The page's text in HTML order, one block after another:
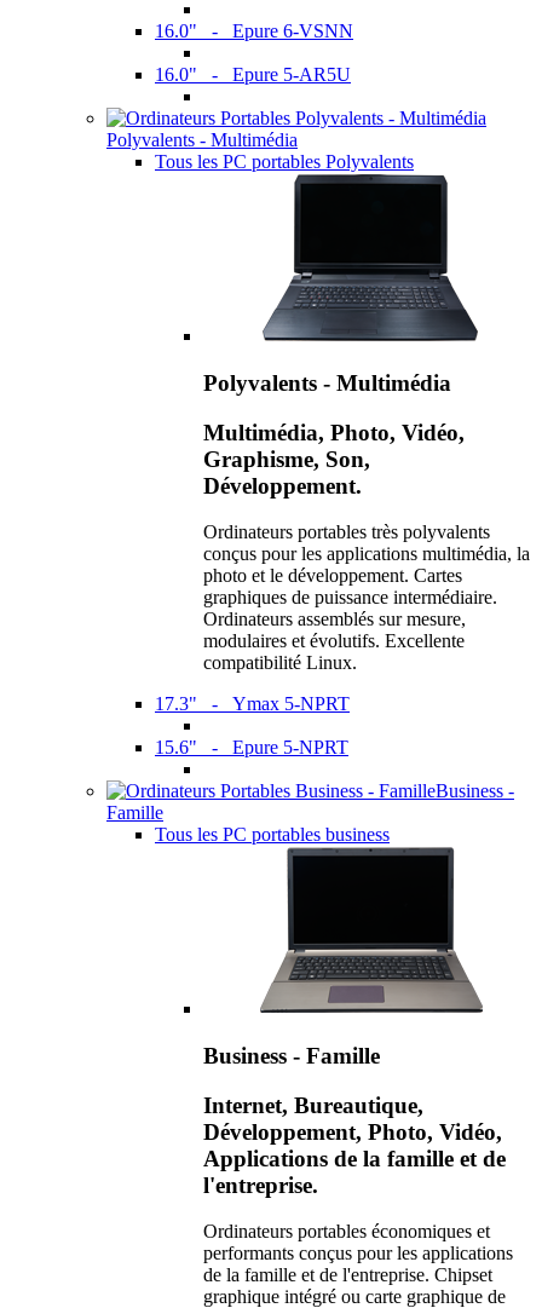
16.0" - Epure 6-VSNN
16.0" - Epure 5-AR5U
Polyvalents - Multimédia
Tous les PC portables Polyvalents
Polyvalents - Multimédia
Multimédia, Photo, Vidéo,
Graphisme, Son,
Développement.
Ordinateurs portables très polyvalents
conçus pour les applications multimédia, la
photo et le développement. Cartes
graphiques de puissance intermédiaire.
Ordinateurs assemblés sur mesure,
modulaires et évolutifs. Excellente
compatibilité Linux.
17.3" - Ymax 5-NPRT
15.6" - Epure 5-NPRT
Business -
Famille
Tous les PC portables business
Business - Famille
Internet, Bureautique,
Développement, Photo, Vidéo,
Applications de la famille et de
l'entreprise.
Ordinateurs portables économiques et
performants conçus pour les applications
de la famille et de l'entreprise. Chipset
graphique intégré ou carte graphique de